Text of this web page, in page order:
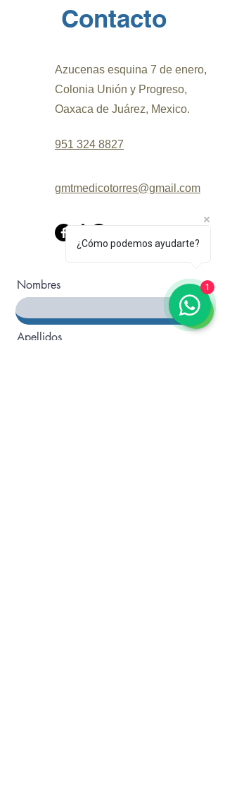
Contacto
Azucenas esquina 7 de enero,
Colonia Unión y Progreso,
Oaxaca de Juárez, Mexico.
951 324 8827
gmtmedicotorres@gmail.com
Nombres
Apellidos
¿Cómo podemos ayudarte?
1